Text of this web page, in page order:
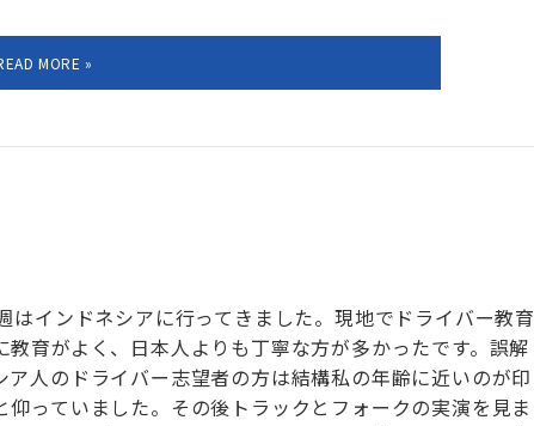
インドネシアに行ってきました。現地でドライバー教育
育がよく、日本人よりも丁寧な方が多かったです。誤解
人のドライバー志望者の方は結構私の年齢に近いのが印
っていました。その後トラックとフォークの実演を見ま